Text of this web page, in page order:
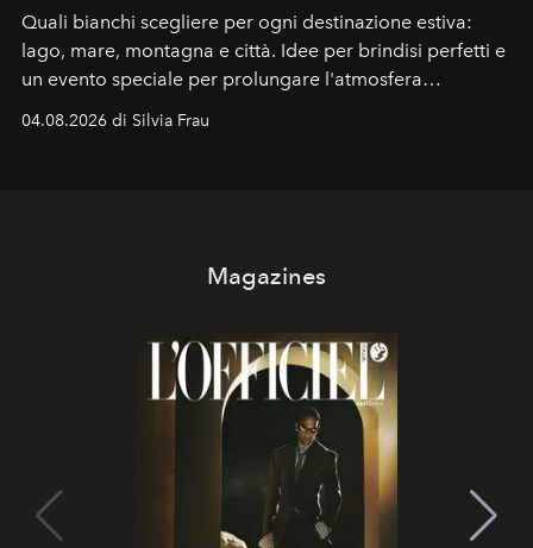
Quali bianchi scegliere per ogni destinazione estiva:
lago, mare, montagna e città. Idee per brindisi perfetti e
un evento speciale per prolungare l'atmosfera
04.08.2026 di Silvia Frau
Magazines